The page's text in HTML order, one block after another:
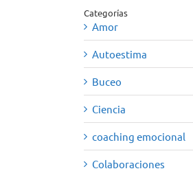
Categorías
Amor
Autoestima
Buceo
Ciencia
coaching emocional
Colaboraciones